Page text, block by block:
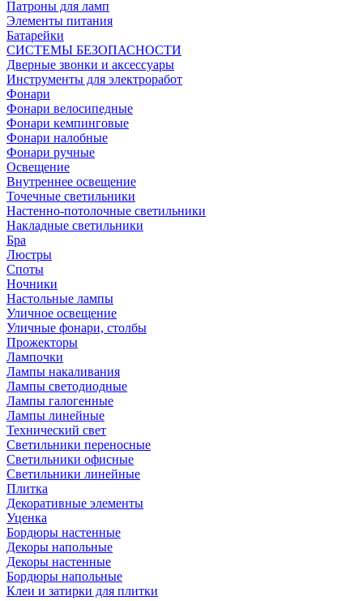
Патроны для ламп
Элементы питания
Батарейки
СИСТЕМЫ БЕЗОПАСНОСТИ
Дверные звонки и аксессуары
Инструменты для электроработ
Фонари
Фонари велосипедные
Фонари кемпинговые
Фонари налобные
Фонари ручные
Освещение
Внутреннее освещение
Точечные светильники
Настенно-потолочные светильники
Накладные светильники
Бра
Люстры
Споты
Ночники
Настольные лампы
Уличное освещение
Уличные фонари, столбы
Прожекторы
Лампочки
Лампы накаливания
Лампы светодиодные
Лампы галогенные
Лампы линейные
Технический свет
Светильники переносные
Светильники офисные
Светильники линейные
Плитка
Декоративные элементы
Уценка
Бордюры настенные
Декоры напольные
Декоры настенные
Бордюры напольные
Клеи и затирки для плитки